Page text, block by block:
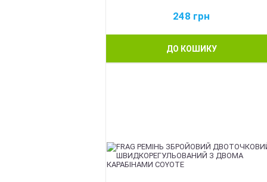
248 грн
ДО КОШИКУ